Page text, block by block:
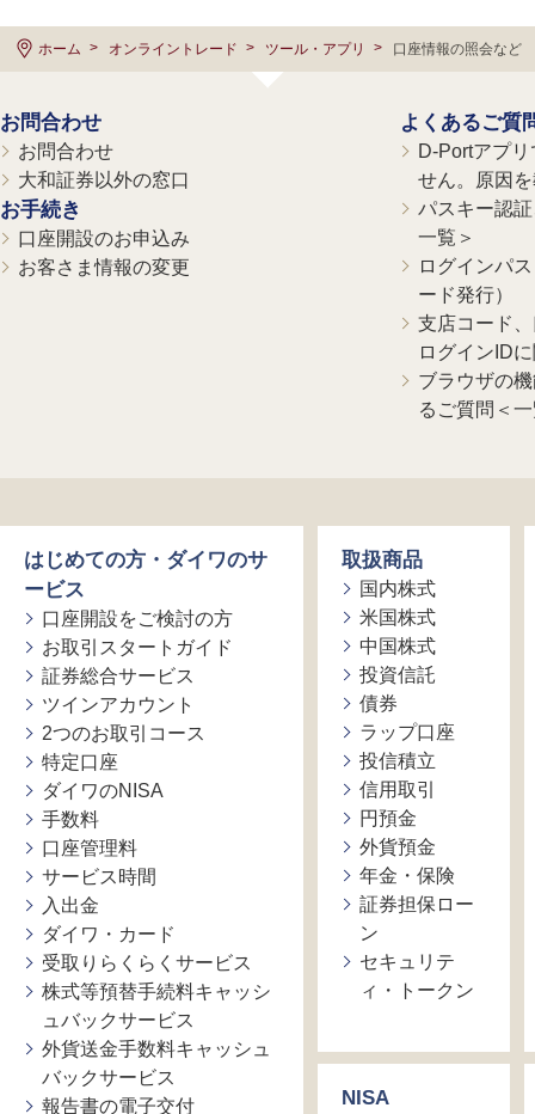
ホーム オンライントレード ツール・アプリ 口座情報の照会など
お問合わせ
お問合わせ
大和証券以外の窓口
お手続き
口座開設のお申込み
お客さま情報の変更
よくあるご質
D-Portアプ
せん。原因
パスキー認
一覧＞
ログインパ
ード発行）
支店コード
ログインID
ブラウザの
るご質問＜
はじめての方・ダイワのサ
ービス
口座開設をご検討の方
お取引スタートガイド
証券総合サービス
ツインアカウント
2つのお取引コース
特定口座
ダイワのNISA
手数料
口座管理料
サービス時間
入出金
ダイワ・カード
受取りらくらくサービス
株式等預替手続料キャッシ
ュバックサービス
外貨送金手数料キャッシュ
バックサービス
報告書の電子交付
取扱商品
国内株式
米国株式
中国株式
投資信託
債券
ラップ口座
投信積立
信用取引
円預金
外貨預金
年金・保険
証券担保ロー
ン
セキュリテ
ィ・トークン
NISA